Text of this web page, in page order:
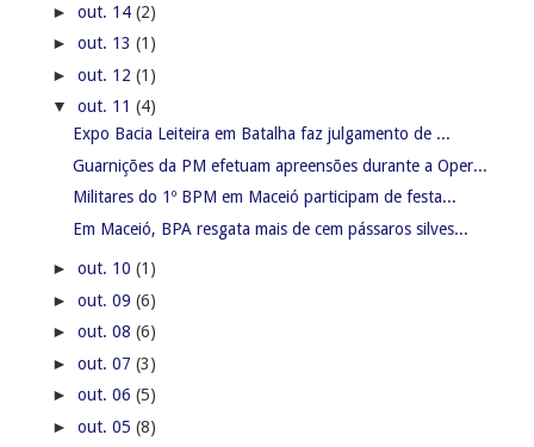
► out. 14 (2)
► out. 13 (1)
► out. 12 (1)
▼ out. 11 (4)
Expo Bacia Leiteira em Batalha faz julgamento de ...
Guarnições da PM efetuam apreensões durante a Oper...
Militares do 1º BPM em Maceió participam de festa...
Em Maceió, BPA resgata mais de cem pássaros silves...
► out. 10 (1)
► out. 09 (6)
► out. 08 (6)
► out. 07 (3)
► out. 06 (5)
► out. 05 (8)